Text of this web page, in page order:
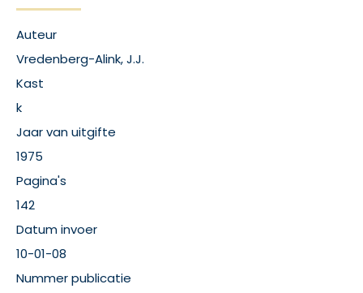
Auteur
Vredenberg-Alink, J.J.
Kast
k
Jaar van uitgifte
1975
Pagina's
142
Datum invoer
10-01-08
Nummer publicatie